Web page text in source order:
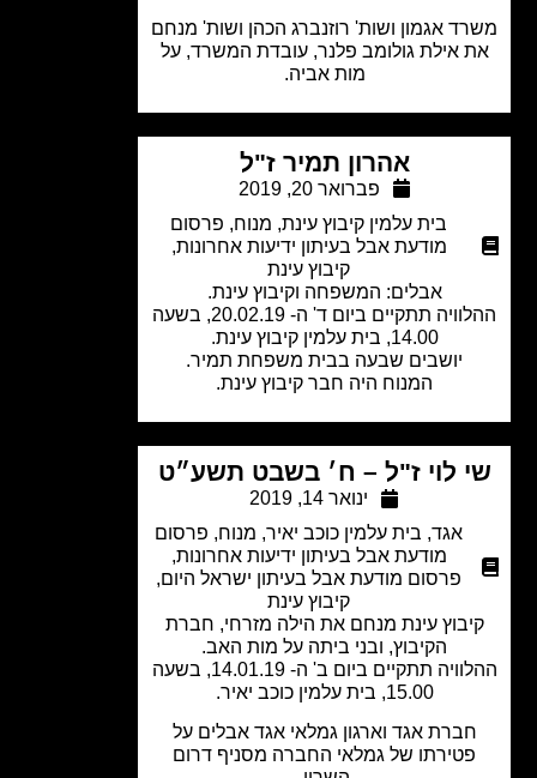
אגמון ושות' רוזנברג הכהן ושות' מנחם
אילת גולומב פלנר, עובדת המשרד, על
מות אביה.
אהרון תמיר ז"ל
פברואר 20, 2019
בית עלמין קיבוץ עינת,מנוח,פרסום
מודעת אבל בעיתון ידיעות אחרונות,
קיבוץ עינת
אבלים: המשפחה וקיבוץ עינת.
ההלוויה תתקיים ביום ד' ה- 20.02.19, בשעה
יושבים שבעה בבית משפחת תמיר.
המנוח היה חבר קיבוץ עינת.
לוי ז"ל – ח׳ בשבט תשע״ט
ינואר 14, 2019
בית עלמין כוכב יאיר,מנוח,פרסום
מודעת אבל בעיתון ידיעות אחרונות,
פרסום מודעת אבל בעיתון ישראל היום,
קיבוץ עינת
עינת מנחם את הילה מזרחי, חברת
הקיבוץ, ובני ביתה על מות האב.
ההלוויה תתקיים ביום ב' ה- 14.01.19, בשעה
אגד וארגון גמלאי אגד אבלים על
של גמלאי החברה מסניף דרום